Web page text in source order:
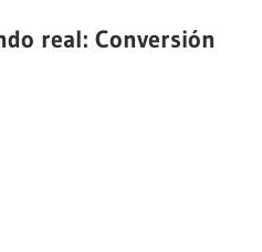
real: Conversión